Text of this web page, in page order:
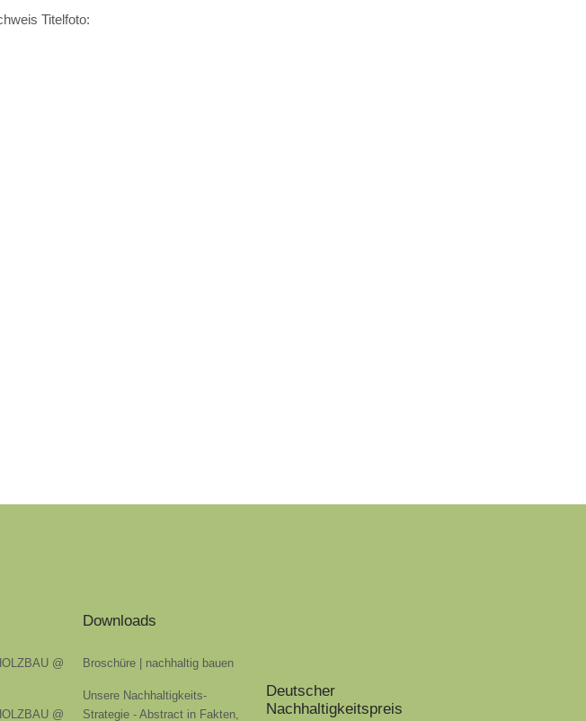
Titelfoto:
@
@
Downloads
Broschüre | nachhaltig bauen
Unsere Nachhaltigkeits-
Strategie - Abstract in Fakten,
Deutscher
Nachhaltigkeitspreis